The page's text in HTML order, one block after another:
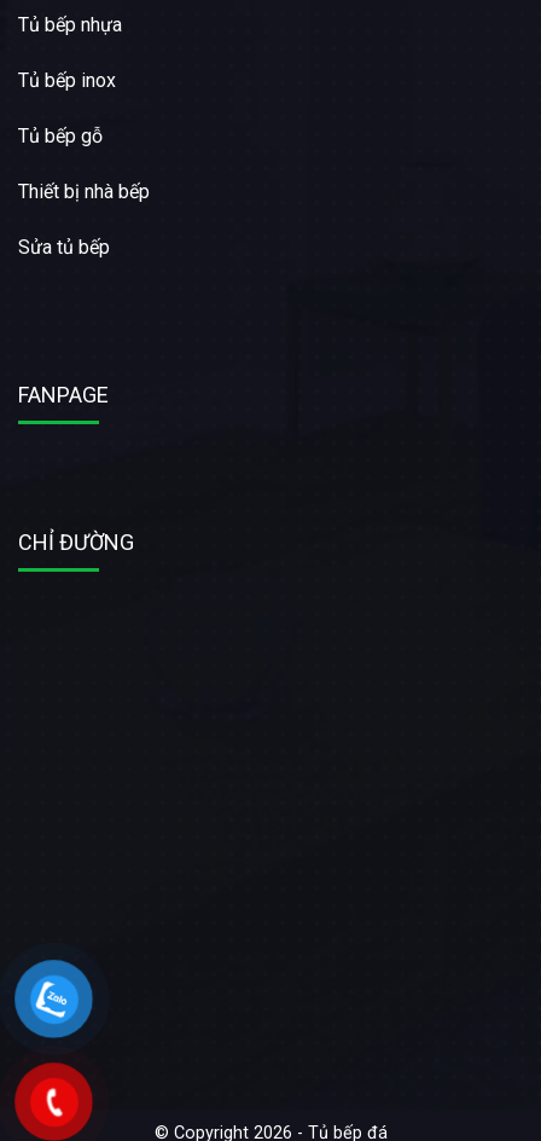
Tủ bếp nhựa
Tủ bếp inox
Tủ bếp gỗ
Thiết bị nhà bếp
Sửa tủ bếp
FANPAGE
CHỈ ĐƯỜNG
© Copyright 2026 - Tủ bếp đá